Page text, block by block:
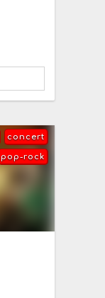
concert
pop-rock